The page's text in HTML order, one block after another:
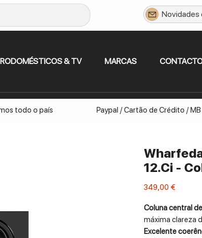
& TV MARCAS
todo o país Paypal / Cartão de Crédito / MB
12.Ci -
349,00 €
Coluna central
máxima clareza
Excelente